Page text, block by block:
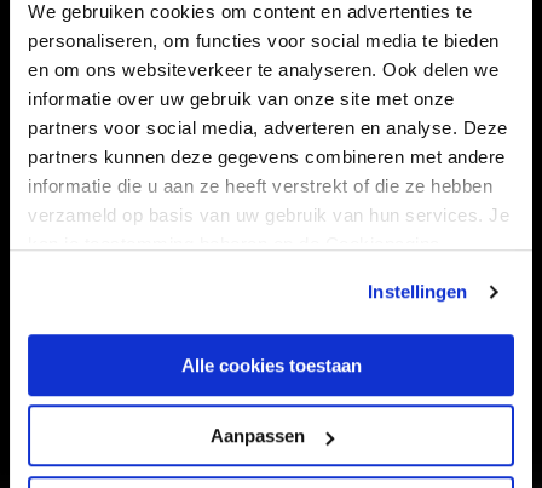
We gebruiken cookies om content en advertenties te
personaliseren, om functies voor social media te bieden
en om ons websiteverkeer te analyseren. Ook delen we
informatie over uw gebruik van onze site met onze
partners voor social media, adverteren en analyse. Deze
partners kunnen deze gegevens combineren met andere
informatie die u aan ze heeft verstrekt of die ze hebben
verzameld op basis van uw gebruik van hun services. Je
Instellingen
Alle cookies toestaan
Aanpassen
CLUB
TEAMS
STADION
SUPPORTERS
FOUNDATION
KAARTVERKOOP
BUSINESS
Informatie